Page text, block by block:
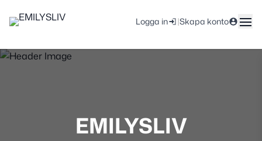
Logga in |Skapa konto
EMILYSLIV